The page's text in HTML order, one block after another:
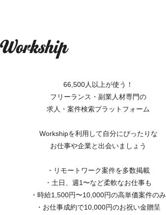
66,500人以上が使う！
フリーランス・副業人材専門の
求人・案件検索プラットフォーム
Workshipを利用して自分にぴったりな
お仕事や企業と出会いましょう
・リモートワーク案件を多数掲載
・土日、週1〜など柔軟なお仕事も
・時給1,500円〜10,000円の高単価案件のみ
・お仕事成約で10,000円のお祝い金贈呈